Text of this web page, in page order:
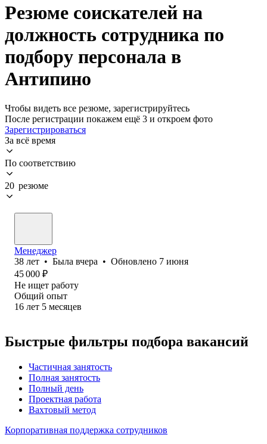
Резюме соискателей на
должность сотрудника по
подбору персонала в
Антипино
Чтобы видеть все резюме, зарегистрируйтесь
После регистрации покажем ещё 3 и откроем фото
Зарегистрироваться
За всё время
По соответствию
20 резюме
Менеджер
38 лет • Была вчера • Обновлено 7 июня
45 000 ₽
Не ищет работу
Общий опыт
16 лет 5 месяцев
Быстрые фильтры подбора вакансий
Частичная занятость
Полная занятость
Полный день
Проектная работа
Вахтовый метод
Корпоративная поддержка сотрудников